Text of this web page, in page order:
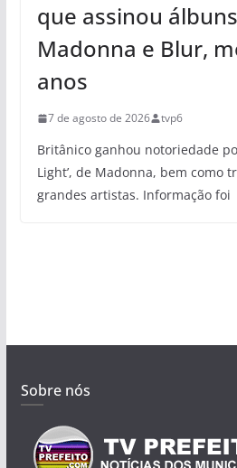
que assinou
Madonna e Blur,
anos
7 de agosto de 2026 tvp6
Britânico ganhou notoriedade
Light’, de Madonna, bem como
grandes artistas. Informação foi
Sobre nós